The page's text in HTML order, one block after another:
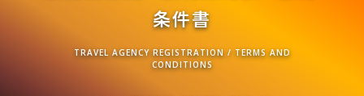
条件書
TRAVEL AGENCY REGISTRATION / TERMS AND
CONDITIONS